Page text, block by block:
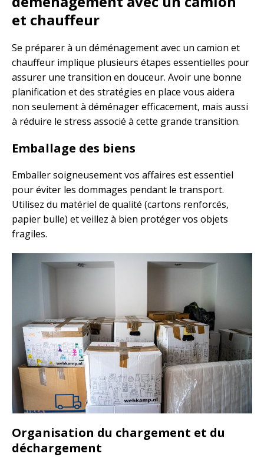
et chauffeur
Se préparer à un déménagement avec un camion et
chauffeur implique plusieurs étapes essentielles pour
assurer une transition en douceur. Avoir une bonne
planification et des stratégies en place vous aidera
non seulement à déménager efficacement, mais aussi
à réduire le stress associé à cette grande transition.
Emballage des biens
Emballer soigneusement vos affaires est essentiel
pour éviter les dommages pendant le transport.
Utilisez du matériel de qualité (cartons renforcés,
papier bulle) et veillez à bien protéger vos objets
fragiles.
Organisation du chargement et du
déchargement